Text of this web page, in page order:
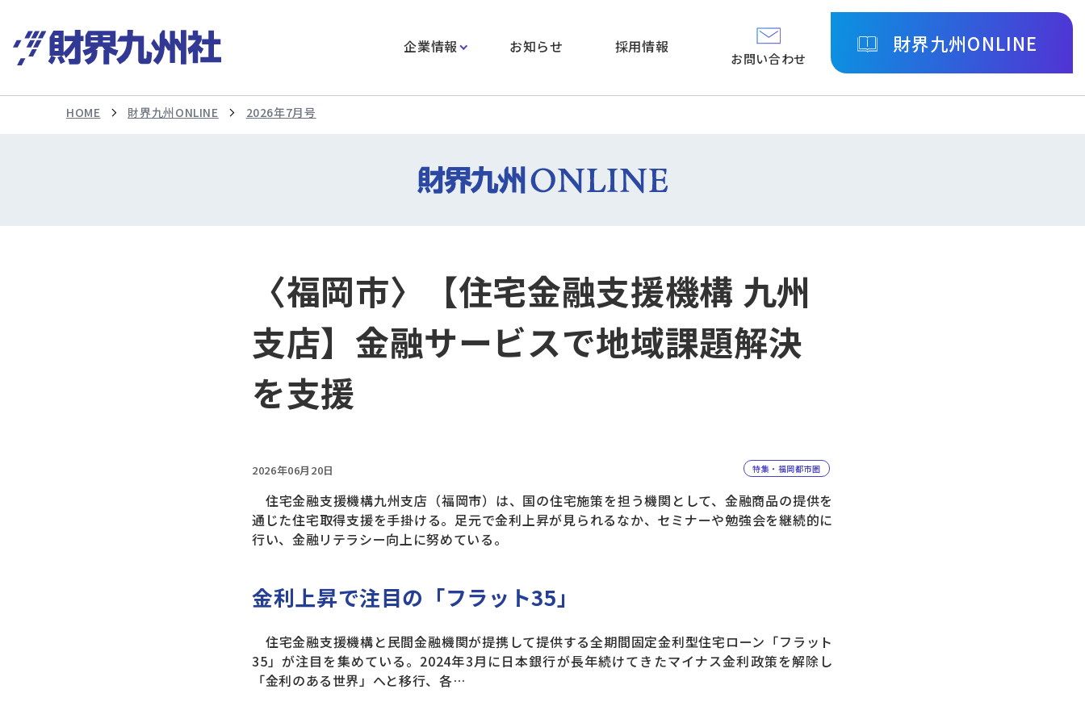
企業情報 お知らせ 採用情報
お問い合わせ
財界九州ONLINE
HOME 財界九州ONLINE 2026年7月号
〈福岡市〉【住宅金融支援機構 九州
支店】金融サービスで地域課題解決
を支援
2026年06月20日 特集・福岡都市圏
住宅金融支援機構九州支店（福岡市）は、国の住宅施策を担う機関として、金融商品の提供を
通じた住宅取得支援を手掛ける。足元で金利上昇が見られるなか、セミナーや勉強会を継続的に
行い、金融リテラシー向上に努めている。
金利上昇で注目の「フラット35」
住宅金融支援機構と民間金融機関が提携して提供する全期間固定金利型住宅ローン「フラット
35」が注目を集めている。2024年3月に日本銀行が長年続けてきたマイナス金利政策を解除し
「金利のある世界」へと移行、各…